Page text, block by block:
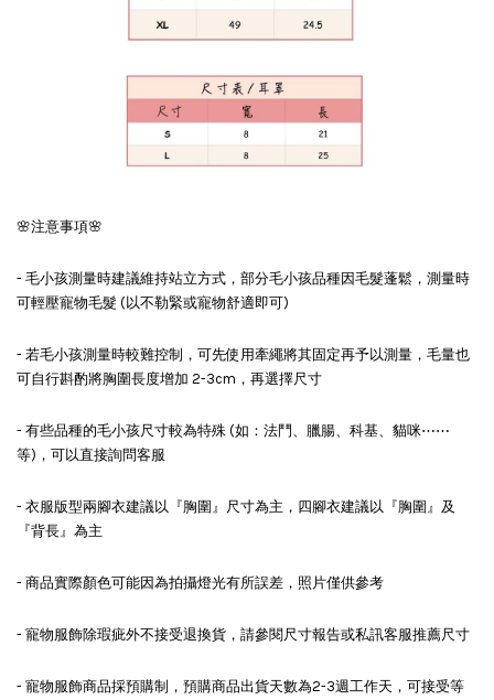
🌸注意事項🌸
- 毛小孩測量時建議維持站立方式，部分毛小孩品種因毛髮蓬鬆，測量時
可輕壓寵物毛髮 (以不勒緊或寵物舒適即可)
- 若毛小孩測量時較難控制，可先使用牽繩將其固定再予以測量，毛量也
可自行斟酌將胸圍長度增加 2-3cm，再選擇尺寸
- 有些品種的毛小孩尺寸較為特殊 (如：法鬥、臘腸、科基、貓咪⋯⋯
等)，可以直接詢問客服
- 衣服版型兩腳衣建議以『胸圍』尺寸為主，四腳衣建議以『胸圍』及
『背長』為主
- 商品實際顏色可能因為拍攝燈光有所誤差，照片僅供參考
- 寵物服飾除瑕疵外不接受退換貨，請參閱尺寸報告或私訊客服推薦尺寸
- 寵物服飾商品採預購制，預購商品出貨天數為2-3週工作天，可接受等